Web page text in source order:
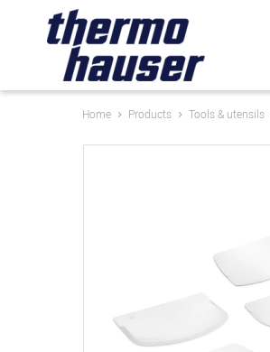
Home Products Tools & utensils